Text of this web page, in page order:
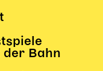
Bahn